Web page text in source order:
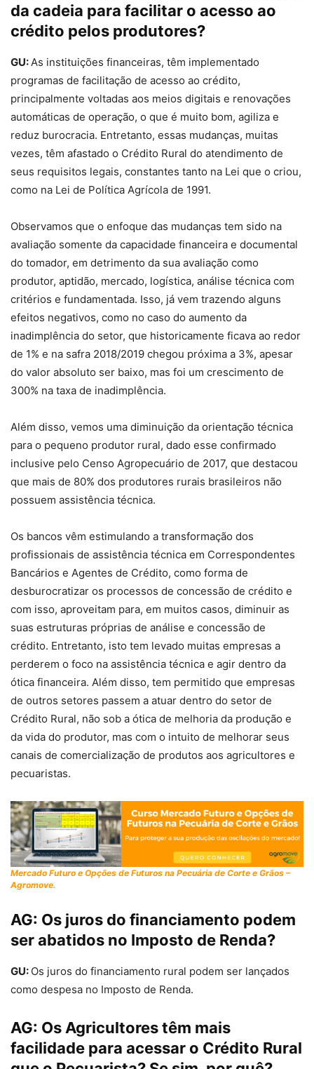
da cadeia para facilitar o acesso ao
crédito pelos produtores?
GU: As instituições financeiras, têm implementado
programas de facilitação de acesso ao crédito,
principalmente voltadas aos meios digitais e renovações
automáticas de operação, o que é muito bom, agiliza e
reduz burocracia. Entretanto, essas mudanças, muitas
vezes, têm afastado o Crédito Rural do atendimento de
seus requisitos legais, constantes tanto na Lei que o criou,
como na Lei de Política Agrícola de 1991.
Observamos que o enfoque das mudanças tem sido na
avaliação somente da capacidade financeira e documental
do tomador, em detrimento da sua avaliação como
produtor, aptidão, mercado, logística, análise técnica com
critérios e fundamentada. Isso, já vem trazendo alguns
efeitos negativos, como no caso do aumento da
inadimplência do setor, que historicamente ficava ao redor
de 1% e na safra 2018/2019 chegou próxima a 3%, apesar
do valor absoluto ser baixo, mas foi um crescimento de
300% na taxa de inadimplência.
Além disso, vemos uma diminuição da orientação técnica
para o pequeno produtor rural, dado esse confirmado
inclusive pelo Censo Agropecuário de 2017, que destacou
que mais de 80% dos produtores rurais brasileiros não
possuem assistência técnica.
Os bancos vêm estimulando a transformação dos
profissionais de assistência técnica em Correspondentes
Bancários e Agentes de Crédito, como forma de
desburocratizar os processos de concessão de crédito e
com isso, aproveitam para, em muitos casos, diminuir as
suas estruturas próprias de análise e concessão de
crédito. Entretanto, isto tem levado muitas empresas a
perderem o foco na assistência técnica e agir dentro da
ótica financeira. Além disso, tem permitido que empresas
de outros setores passem a atuar dentro do setor de
Crédito Rural, não sob a ótica de melhoria da produção e
da vida do produtor, mas com o intuito de melhorar seus
canais de comercialização de produtos aos agricultores e
pecuaristas.
Mercado Futuro e Opções de Futuros na Pecuária de Corte e Grãos –
Agromove.
AG: Os juros do financiamento podem
ser abatidos no Imposto de Renda?
GU: Os juros do financiamento rural podem ser lançados
como despesa no Imposto de Renda.
AG: Os Agricultores têm mais
facilidade para acessar o Crédito Rural